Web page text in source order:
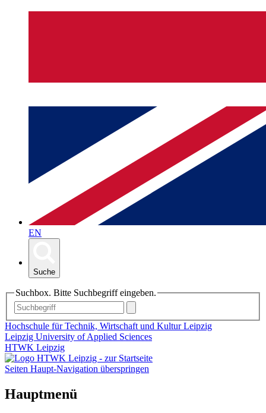
EN
Suche
Suchbox. Bitte Suchbegriff eingeben.
Hochschule für Technik, Wirtschaft und Kultur Leipzig
Leipzig University of Applied Sciences
HTWK Leipzig
Seiten Haupt-Navigation überspringen
Hauptmenü